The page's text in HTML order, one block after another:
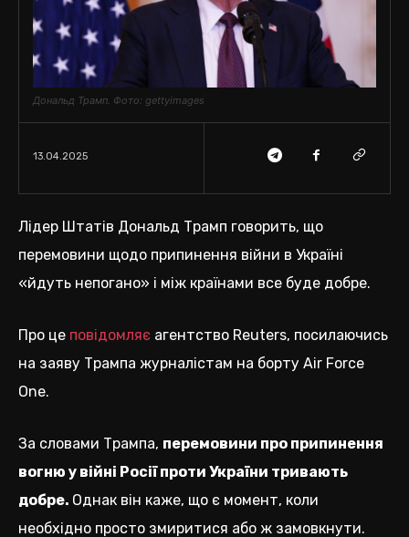
Дональд Трамп. Фото: gettyimages
13.04.2025
Лідер Штатів Дональд Трамп говорить, що
перемовини щодо припинення війни в Україні
«йдуть непогано» і між країнами все буде добре.
Про це повідомляє агентство Reuters, посилаючись
на заяву Трампа журналістам на борту Air Force
One.
За словами Трампа, перемовини про припинення
вогню у війні Росії проти України тривають
добре. Однак він каже, що є момент, коли
необхідно просто змиритися або ж замовкнути.